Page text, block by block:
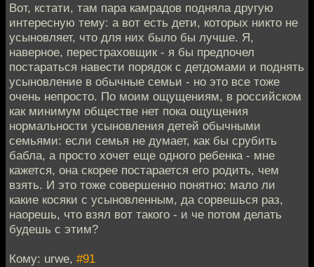
Вот, кстати, там пара камрадов подняла другую
интересную тему: а вот есть дети, которых никто не
усыновляет, что для них было бы лучше. Я,
наверное, перестраховщик - я бы предпочел
постараться навести порядок с детдомами и поднять
усыновление в обычные семьи - но это все тоже
очень непросто. По моим ощущениям, в российском
как минимум обществе нет пока ощущения
нормальности усыновления детей обычными
семьями: если семья не думает, как бы срубить
бабла, а просто хочет еще одного ребенка - мне
кажется, она скорее постарается его родить, чем
взять. И это тоже совершенно понятно: мало ли
какие косяки с усыновленным, да сорвешься раз,
наорешь, что взял вот такого - и че потом делать
будешь с этим?
Кому: urwe, #91